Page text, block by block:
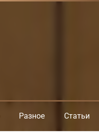
Разное Статьи